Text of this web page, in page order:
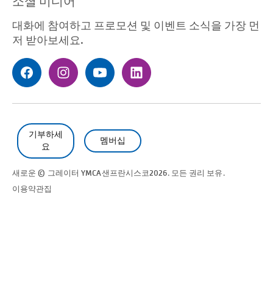
대화에 참여하고 프로모션 및 이벤트 소식을 가장 먼
저 받아보세요.
기부하세
요
멤버십
새로운 © 그레이터 YMCA샌프란시스코2026. 모든 권리 보유.
이용약관집